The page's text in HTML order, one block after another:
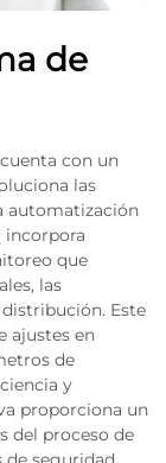
de
con un
las
automatización
incorpora
que
las
Este
ajustes en
de
y
proporciona un
del proceso de